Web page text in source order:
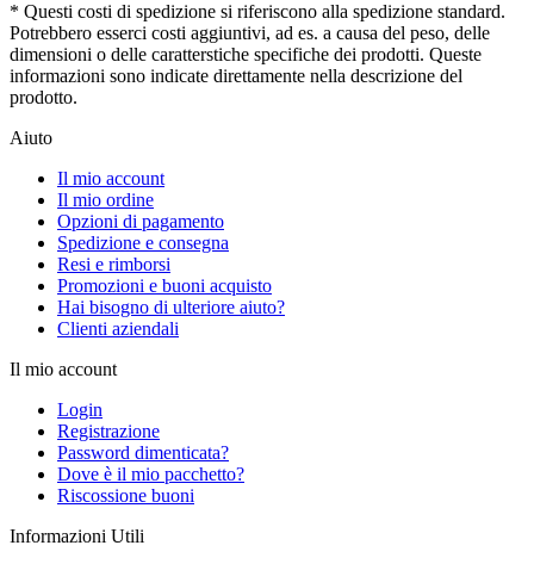
* Questi costi di spedizione si riferiscono alla spedizione standard.
Potrebbero esserci costi aggiuntivi, ad es. a causa del peso, delle
dimensioni o delle caratterstiche specifiche dei prodotti. Queste
informazioni sono indicate direttamente nella descrizione del
prodotto.
Aiuto
Il mio account
Il mio ordine
Opzioni di pagamento
Spedizione e consegna
Resi e rimborsi
Promozioni e buoni acquisto
Hai bisogno di ulteriore aiuto?
Clienti aziendali
Il mio account
Login
Registrazione
Password dimenticata?
Dove è il mio pacchetto?
Riscossione buoni
Informazioni Utili